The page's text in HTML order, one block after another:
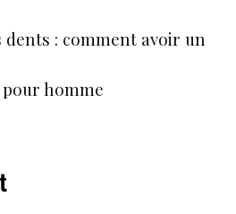
: comment avoir un
pour homme